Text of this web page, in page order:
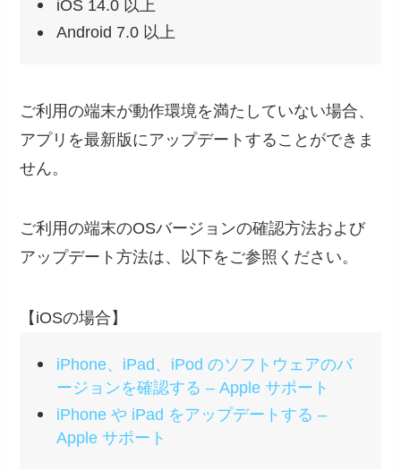
iOS 14.0 以上
Android 7.0 以上
ご利用の端末が動作環境を満たしていない場合、
アプリを最新版にアップデートすることができま
せん。
ご利用の端末のOSバージョンの確認方法および
アップデート方法は、以下をご参照ください。
【iOSの場合】
iPhone、iPad、iPod のソフトウェアのバ
ージョンを確認する – Apple サポート
iPhone や iPad をアップデートする –
Apple サポート